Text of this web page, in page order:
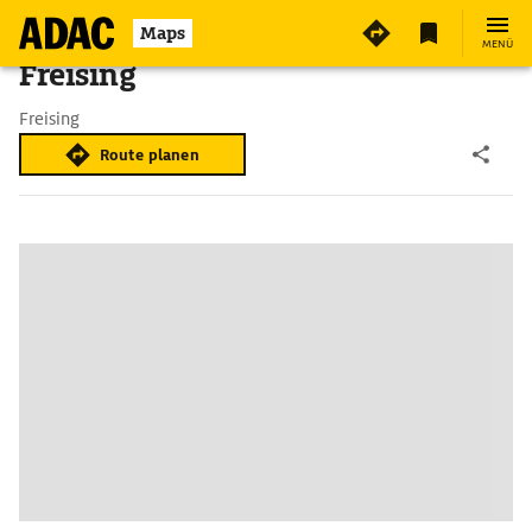
Maps MENÜ
Freising
Freising
Route planen